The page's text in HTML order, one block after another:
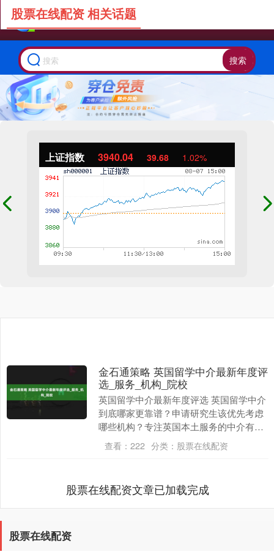
搜索
上证指数 3940.04 39.68 1.02%
股票在线配资 相关话题
金石通策略 英国留学中介最新年度评
选_服务_机构_院校
英国留学中介最新年度评选 英国留学中介
到底哪家更靠谱？申请研究生该优先考虑
哪些机构？专注英国本土服务的中介有哪
些优势？文书质量和录取率哪家更值得信
赖？针对双非背....
查看： 222 分类： 股票在线配资
股票在线配资文章已加载完成
股票在线配资